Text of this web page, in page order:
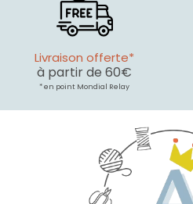
Livraison offerte*
à partir de 60€
* en point Mondial Relay